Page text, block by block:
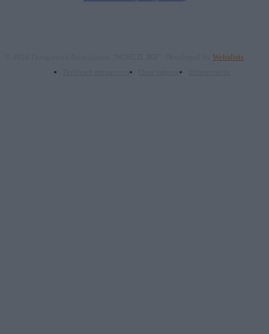
Webalists